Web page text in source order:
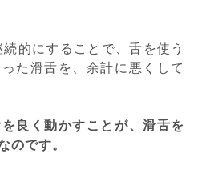
的にすることで、舌を使う
た滑舌を、余計に悪くして
良く動かすことが、滑舌を
のです。